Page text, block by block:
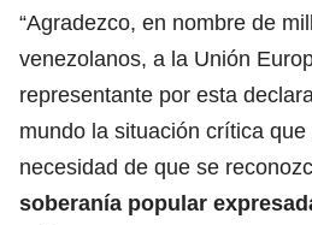
“Agradezco, en nombre de
venezolanos, a la Unión
representante por esta
mundo la situación crítica
necesidad de que se
soberanía popular